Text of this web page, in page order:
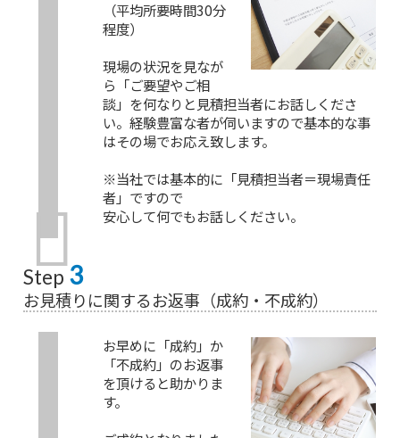
（平均所要時間30分
程度）
現場の状況を見なが
ら「ご要望やご相
談」を何なりと見積担当者にお話しくださ
い。経験豊富な者が伺いますので基本的な事
はその場でお応え致します。
※当社では基本的に「見積担当者＝現場責任
者」ですので
安心して何でもお話しください。
Step 3
お見積りに関するお返事（成約・不成約）
お早めに「成約」か
「不成約」のお返事
を頂けると助かりま
す。